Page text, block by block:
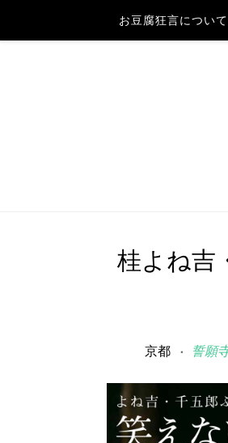
お豆腐狂言について
桂よね吉
京都 誓願